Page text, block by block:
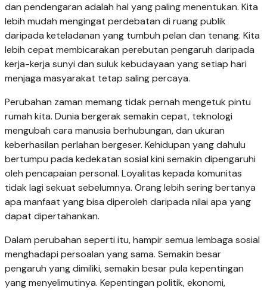
dan pendengaran adalah hal yang paling menentukan. Kita
lebih mudah mengingat perdebatan di ruang publik
daripada keteladanan yang tumbuh pelan dan tenang. Kita
lebih cepat membicarakan perebutan pengaruh daripada
kerja-kerja sunyi dan suluk kebudayaan yang setiap hari
menjaga masyarakat tetap saling percaya.
Perubahan zaman memang tidak pernah mengetuk pintu
rumah kita. Dunia bergerak semakin cepat, teknologi
mengubah cara manusia berhubungan, dan ukuran
keberhasilan perlahan bergeser. Kehidupan yang dahulu
bertumpu pada kedekatan sosial kini semakin dipengaruhi
oleh pencapaian personal. Loyalitas kepada komunitas
tidak lagi sekuat sebelumnya. Orang lebih sering bertanya
apa manfaat yang bisa diperoleh daripada nilai apa yang
dapat dipertahankan.
Dalam perubahan seperti itu, hampir semua lembaga sosial
menghadapi persoalan yang sama. Semakin besar
pengaruh yang dimiliki, semakin besar pula kepentingan
yang menyelimutinya. Kepentingan politik, ekonomi,